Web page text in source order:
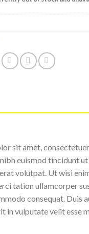
sit amet,
euismod tincidunt
volutpat. Ut wisi
tation ullamcorper
consequat. Duis
in vulputate velit esse